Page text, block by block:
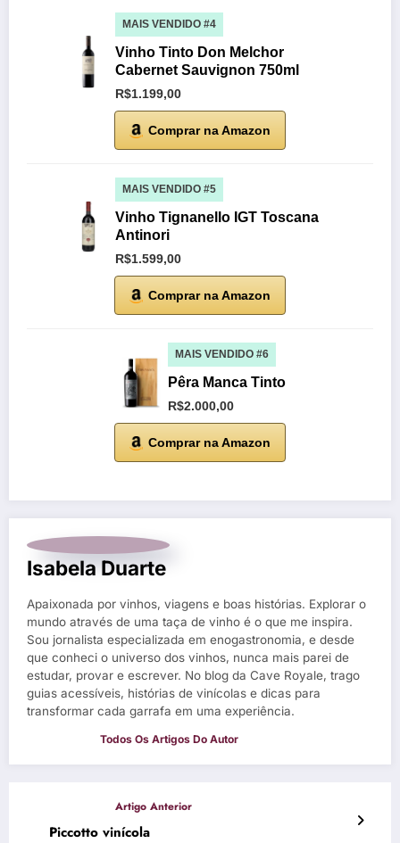
MAIS VENDIDO #4
Vinho Tinto Don Melchor
Cabernet Sauvignon 750ml
R$1.199,00
Comprar na Amazon
MAIS VENDIDO #5
Vinho Tignanello IGT Toscana
Antinori
R$1.599,00
Comprar na Amazon
MAIS VENDIDO #6
Pêra Manca Tinto
R$2.000,00
Comprar na Amazon
Isabela Duarte
Apaixonada por vinhos, viagens e boas histórias. Explorar o
mundo através de uma taça de vinho é o que me inspira.
Sou jornalista especializada em enogastronomia, e desde
que conheci o universo dos vinhos, nunca mais parei de
estudar, provar e escrever. No blog da Cave Royale, trago
guias acessíveis, histórias de vinícolas e dicas para
transformar cada garrafa em uma experiência.
Piccotto vinícola